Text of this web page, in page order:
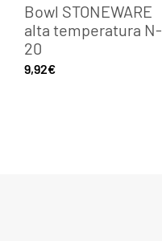
Bowl STONEWARE
alta temperatura N-
20
9,92€